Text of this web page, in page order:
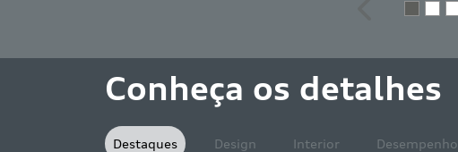
Anterior
Conheça os detalhes
Destaques Design Interior Desempenho